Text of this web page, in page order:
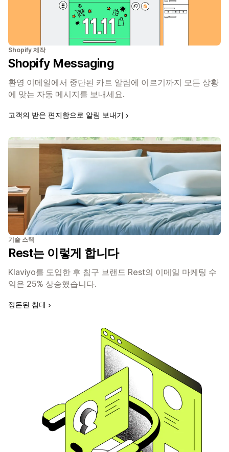
Shopify 제작
Shopify Messaging
환영 이메일에서 중단된 카트 알림에 이르기까지 모든 상황
에 맞는 자동 메시지를 보내세요.
고객의 받은 편지함으로 알림 보내기
기술 스택
Rest는 이렇게 합니다
Klaviyo를 도입한 후 침구 브랜드 Rest의 이메일 마케팅 수
익은 25% 상승했습니다.
정돈된 침대